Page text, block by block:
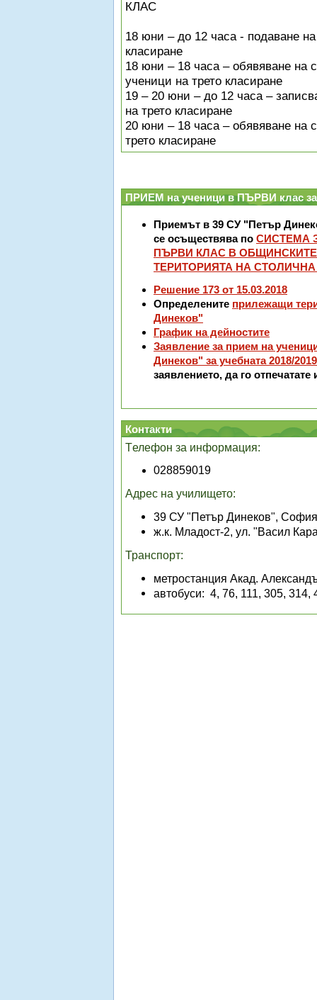
КЛАС
18 юни – до 12 часа - подаване
класиране
18 юни – 18 часа – обявяване на
ученици на трето класиране
19 – 20 юни – до 12 часа –
на трето класиране
20 юни – 18 часа – обявяване на
трето класиране
ПРИЕМ на ученици в ПЪРВИ клас за
Приемът в 39 СУ "Петър
се осъществява по СИСТЕМА
ПЪРВИ КЛАС В
ТЕРИТОРИЯТА НА
Решение 173 от 15.03.2018
Определените прилежащи
Динеков"
График на дейностите
Заявление за прием на
Динеков" за учебната 2018/
заявлението, да го
Контакти
Телефон за информация:
028859019
Адрес на училището:
39 СУ "Петър Динеков", София
ж.к. Младост-2, ул. "Васил
Транспорт:
метростанция Акад.
автобуси: 4, 76, 111, 305, 314,